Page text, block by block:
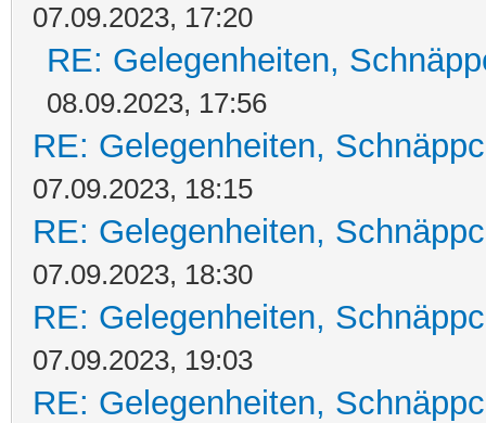
07.09.2023, 17:20
RE: Gelegenheiten,
08.09.2023, 17:56
RE: Gelegenheiten,
07.09.2023, 18:15
RE: Gelegenheiten,
07.09.2023, 18:30
RE: Gelegenheiten,
07.09.2023, 19:03
RE: Gelegenheiten,